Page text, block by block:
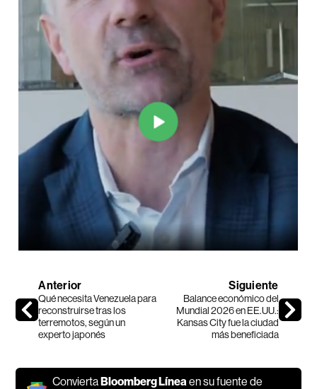
Anterior
Qué necesita Venezuela para
reconstruirse tras los
terremotos, según un
experto japonés
Siguiente
Balance económico del
Mundial 2026 en EE.UU.:
Kansas City fue la ciudad
más beneficiada
ConviertaBloomberg Línea en su fuente de